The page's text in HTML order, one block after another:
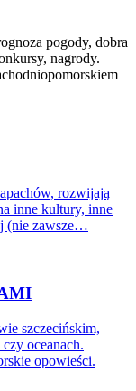
pogody, dobra
nagrody.
rozwijają
inne kultury, inne
(nie zawsze…
szczecińskim,
oceanach.
opowieści.